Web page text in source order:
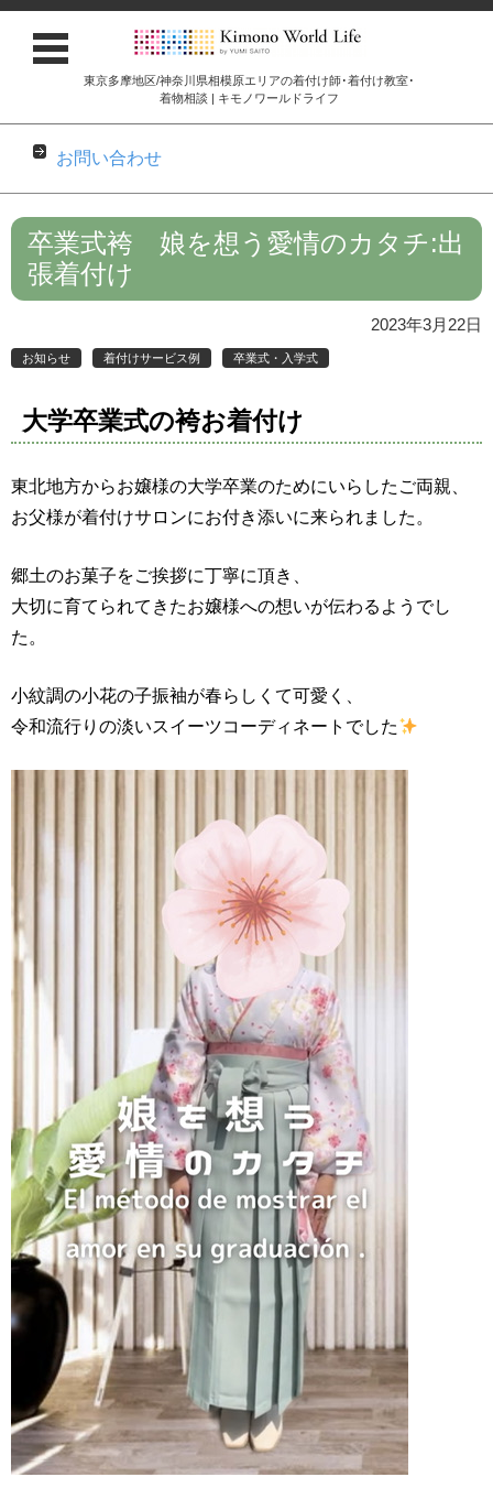
東京多摩地区/神奈川県相模原エリアの着付け師･着付け教室･
着物相談 | キモノワールドライフ
お問い合わせ
コンテンツに移動
卒業式袴 娘を想う愛情のカタチ:出
張着付け
2023年3月22日
お知らせ 着付けサービス例 卒業式・入学式
大学卒業式の袴お着付け
東北地方からお嬢様の大学卒業のためにいらしたご両親、
お父様が着付けサロンにお付き添いに来られました。
郷土のお菓子をご挨拶に丁寧に頂き、
大切に育てられてきたお嬢様への想いが伝わるようでし
た。
小紋調の小花の子振袖が春らしくて可愛く、
令和流行りの淡いスイーツコーディネートでした